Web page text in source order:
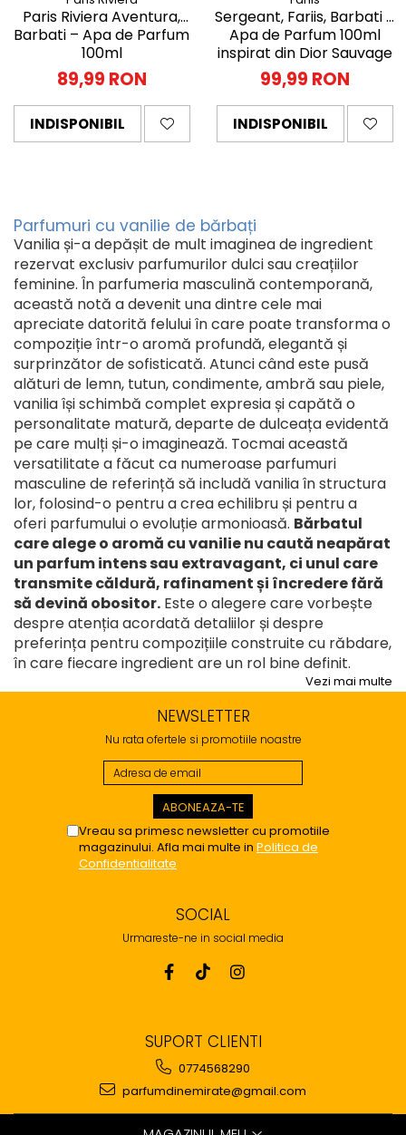
Paris Riviera Aventura,
Barbati – Apa de Parfum
100ml
89,99 RON
INDISPONIBIL
Sergeant, Fariis, Barbati –
Apa de Parfum 100ml
inspirat din Dior Sauvage
99,99 RON
INDISPONIBIL
Parfumuri cu vanilie de bărbați
Vanilia și-a depășit de mult imaginea de ingredient
rezervat exclusiv parfumurilor dulci sau creațiilor
feminine. În parfumeria masculină contemporană,
această notă a devenit una dintre cele mai
apreciate datorită felului în care poate transforma o
compoziție într-o aromă profundă, elegantă și
surprinzător de sofisticată. Atunci când este pusă
alături de lemn, tutun, condimente, ambră sau piele,
vanilia își schimbă complet expresia și capătă o
personalitate matură, departe de dulceața evidentă
pe care mulți și-o imaginează. Tocmai această
versatilitate a făcut ca numeroase parfumuri
masculine de referință să includă vanilia în structura
lor, folosind-o pentru a crea echilibru și pentru a
oferi parfumului o evoluție armonioasă. Bărbatul
care alege o aromă cu vanilie nu caută neapărat
un parfum intens sau extravagant, ci unul care
transmite căldură, rafinament și încredere fără
să devină obositor. Este o alegere care vorbește
despre atenția acordată detaliilor și despre
preferința pentru compozițiile construite cu răbdare,
în care fiecare ingredient are un rol bine definit.
Vezi mai multe
NEWSLETTER
Nu rata ofertele si promotiile noastre
Vreau sa primesc newsletter cu promotiile
magazinului. Afla mai multe in Politica de
Confidentialitate
SOCIAL
Urmareste-ne in social media
SUPORT CLIENTI
0774568290
parfumdinemirate@gmail.com